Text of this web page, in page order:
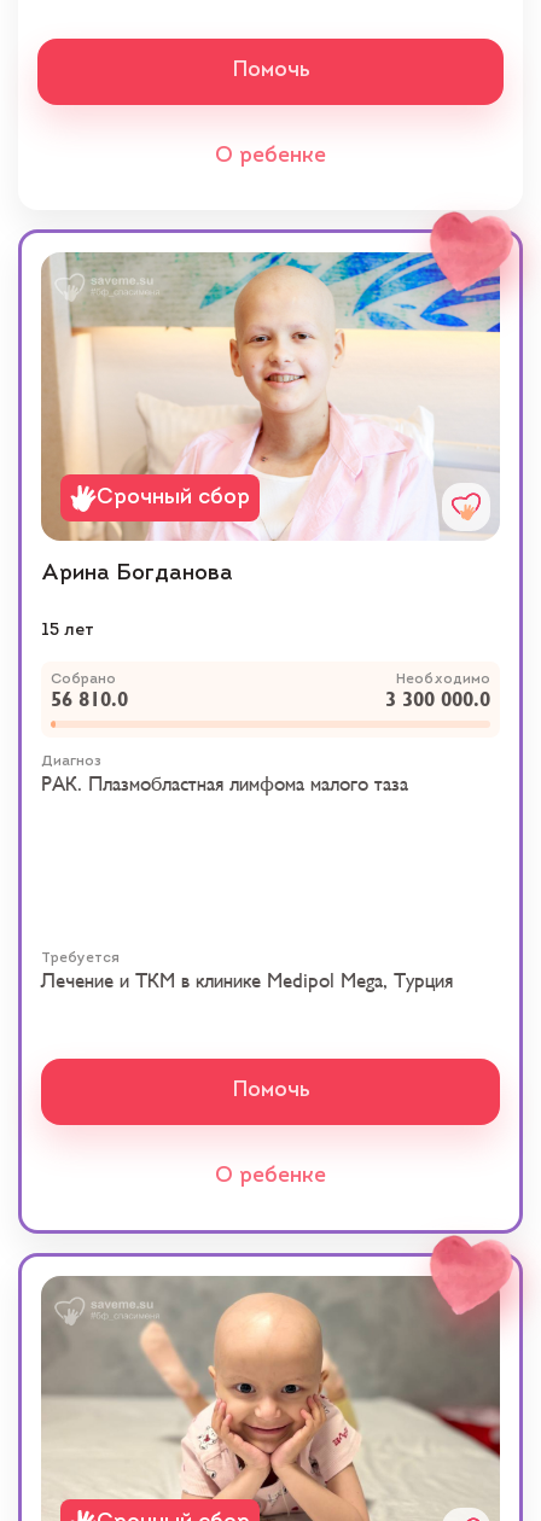
Помочь
О ребенке
Срочный сбор
Арина Богданова
15 лет
Собрано
56 810.0
Необходимо
3 300 000.0
Диагноз
РАК. Плазмобластная лимфома малого таза
Требуется
Лечение и ТКМ в клинике Medipol Mega, Турция
Помочь
О ребенке